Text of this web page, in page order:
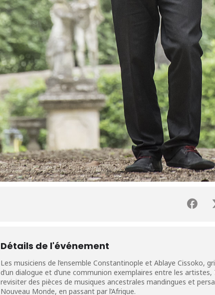
Détails de l'événement
Les musiciens de l’ensemble Constantinople et Ablaye Cissoko,
d’un dialogue et d’une communion exemplaires entre les artistes,
revisiter des pièces de musiques ancestrales mandingues et
Nouveau Monde, en passant par l’Afrique.